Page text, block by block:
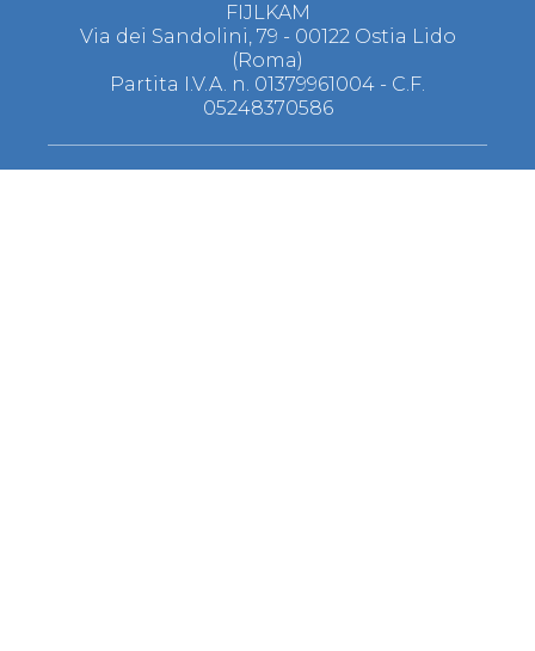
FIJLKAM
Via dei Sandolini, 79 - 00122 Ostia Lido
(Roma)
Partita I.V.A. n. 01379961004 - C.F.
05248370586